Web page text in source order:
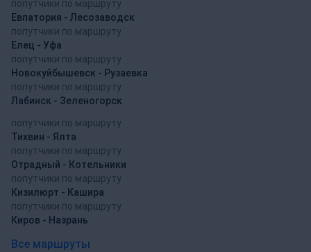
попутчики по маршруту
Евпатория - Лесозаводск
попутчики по маршруту
Елец - Уфа
попутчики по маршруту
Новокуйбышевск - Рузаевка
попутчики по маршруту
Лабинск - Зеленогорск
попутчики по маршруту
Тихвин - Ялта
попутчики по маршруту
Отрадный - Котельники
попутчики по маршруту
Кизилюрт - Кашира
попутчики по маршруту
Киров - Назрань
Все маршруты